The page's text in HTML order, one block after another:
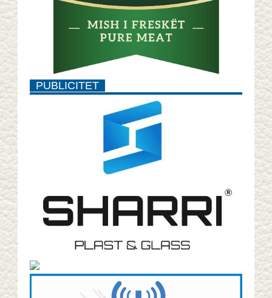
PUBLICITET